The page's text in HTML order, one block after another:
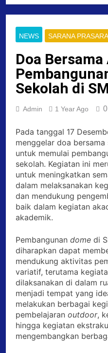
NEWS SARANA
Doa Bersama
Sekolah di
Admin 1 Year Ago 0
Pada tanggal 17
menggelar doa
untuk memulai
sekolah. Kegiatan ini
untuk meningkatkan
dalam melaksanakan
dan mendukung
baik dalam kegiatan
akademik.
Pembangunan dome di
diharapkan dapat
mendukung aktivitas
variatif, terutama
dilaksanakan di dalam
menjadi tempat yang
melakukan berbagai
pembelajaran outdoor,
hingga kegiatan
mengembangkan